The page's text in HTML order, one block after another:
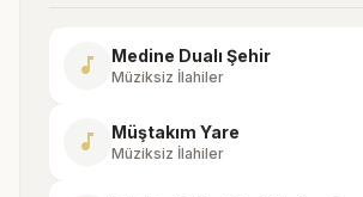
music_note Medine Dualı Şehir
Müziksiz İlahiler
music_note Müştakım Yare
Müziksiz İlahiler